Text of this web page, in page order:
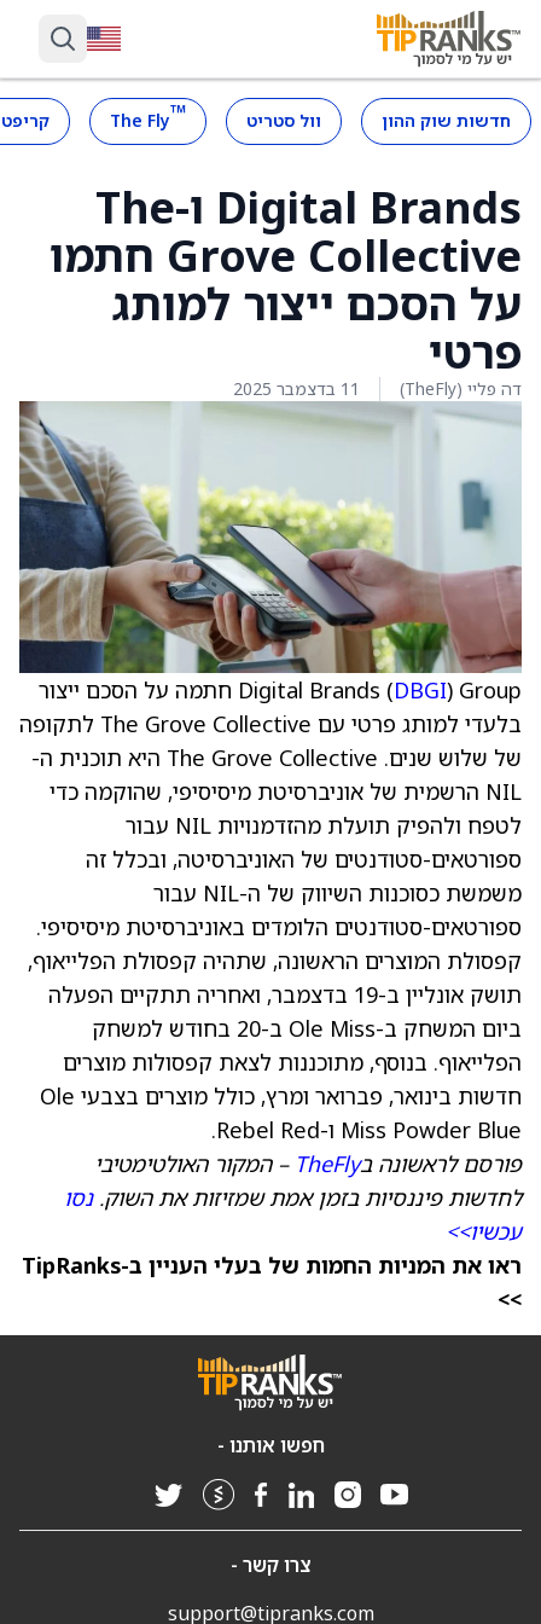
חדשות שוק ההון וול סטריט ™
The Fly
Digital Brands ו-The
Grove Collective חתמו
על הסכם ייצור למותג
פרטי
דה פליי (TheFly) 11 בדצמבר 2025
Digital Brands (DBGI
) Group חתמה על הסכם ייצור
בלעדי למותג פרטי עם The Grove Collective לתקופה
של שלוש שנים. The Grove Collective היא תוכנית ה-
NIL הרשמית של אוניברסיטת מיסיסיפי, שהוקמה כדי
לטפח ולהפיק תועלת מהזדמנויות NIL עבור
ספורטאים-סטודנטים של האוניברסיטה, ובכלל זה
משמשת כסוכנות השיווק של ה-NIL עבור
ספורטאים-סטודנטים הלומדים באוניברסיטת מיסיסיפי.
קפסולת המוצרים הראשונה, שתהיה קפסולת הפלייאוף,
תושק אונליין ב-19 בדצמבר, ואחריה תתקיים הפעלה
ביום המשחק ב-Ole Miss ב-20 בחודש למשחק
הפלייאוף. בנוסף, מתוכננות לצאת קפסולות מוצרים
חדשות בינואר, פברואר ומרץ, כולל מוצרים בצבעי Ole
Miss Powder Blue ו-Rebel Red.
פורסם לראשונה בTheFly – המקור האולטימטיבי
לחדשות פיננסיות בזמן אמת שמזיזות את השוק.נסו
עכשיו>>
ראו את המניות החמות של בעלי העניין ב-TipRanks
>>
חפשו אותנו -
צרו קשר -
support@tipranks.com